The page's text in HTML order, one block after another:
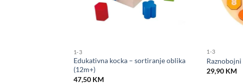
1-3
Edukativna kocka – sortiranje oblika
(12m+)
47,50 KM
1-3
29,90 KM